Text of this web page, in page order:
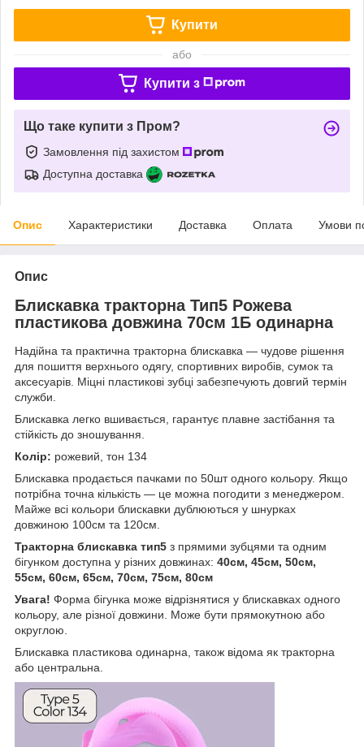
Купити
або
Купити з
Що таке купити з Пром?
Замовлення під захистом
Доступна доставка
Опис Характеристики Доставка Оплата Умови
Опис
Блискавка тракторна Тип5 Рожева
пластикова довжина 70см 1Б одинарна
Надійна та практична тракторна блискавка — чудове рішення
для пошиття верхнього одягу, спортивних виробів, сумок та
аксесуарів. Міцні пластикові зубці забезпечують довгий термін
служби.
Блискавка легко вшивається, гарантує плавне застібання та
стійкість до зношування.
Колір: рожевий, тон 134
Блискавка продається пачками по 50шт одного кольору. Якщо
потрібна точна кількість — це можна погодити з менеджером.
Майже всі кольори блискавки дублюються у шнурках
довжиною 100см та 120см.
Тракторна блискавка тип5 з прямими зубцями та одним
бігунком доступна у різних довжинах: 40см, 45см, 50см,
55см, 60см, 65см, 70см, 75см, 80см
Увага! Форма бігунка може відрізнятися у блискавках одного
кольору, але різної довжини. Може бути прямокутною або
округлою.
Блискавка пластиковa одинарна, також відома як тракторна
або центральна.